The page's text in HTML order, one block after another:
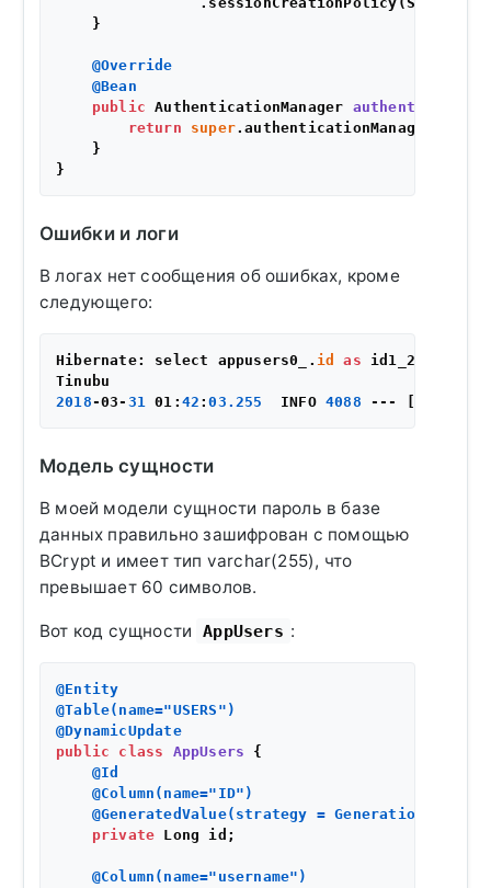
    }
@Override
@Bean
public AuthenticationManager
return
super
    }
Ошибки и логи
В логах нет сообщения об ошибках, кроме
следующего:
Hibernate: select appusers0_. id as id1_2_,
2018-03- 31 01: 42 :03.255
  INFO
4088 --- [nio-
Модель сущности
В моей модели сущности пароль в базе
данных правильно зашифрован с помощью
BCrypt и имеет тип varchar(255), что
превышает 60 символов.
Вот код сущности AppUsers :
@Entity
@Table(name="USERS")
@DynamicUpdate
public
class AppUsers {
@Id
@Column(name="ID")
@GeneratedValue(strategy =
private Long id;
@Column(name="username")